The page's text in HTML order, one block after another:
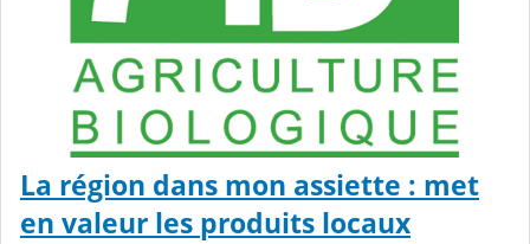
La région dans mon assiette : met
en valeur les produits locaux